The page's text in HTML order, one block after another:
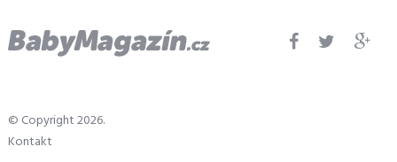
© Copyright 2026.
Kontakt